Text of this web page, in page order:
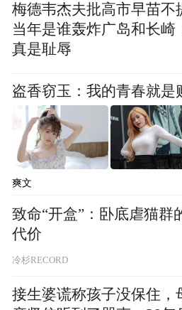
中国青少年艺术团演出现场
当晚的节目丰富多彩，
晋红的原创歌曲《做自
充满力量的曲调引起全
情演唱引发阵阵掌声，
梅德韦杰夫批高市早苗不
当年是谁轰炸广岛和长崎
真是耻辱
盗香窃玉：我的青春就是
爽文
致命“开盒”：卧底虐猫群
代价
冷杉RECORD
接生婆谎称孩子没保住，